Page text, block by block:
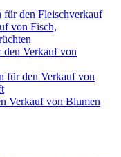
für den Fleischverkauf
von Fisch,
den Verkauf von
für den Verkauf von
Verkauf von Blumen